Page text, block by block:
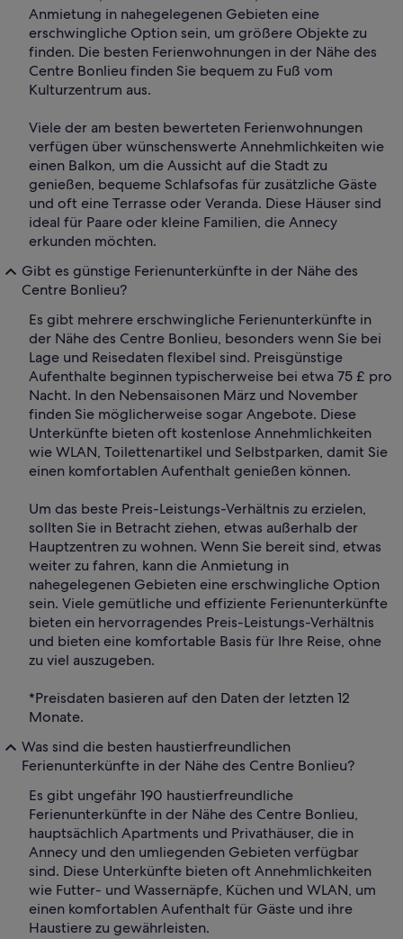
Anmietung in nahegelegenen Gebieten eine
erschwingliche Option sein, um größere Objekte zu
finden. Die besten Ferienwohnungen in der Nähe des
Centre Bonlieu finden Sie bequem zu Fuß vom
Kulturzentrum aus.
Viele der am besten bewerteten Ferienwohnungen
verfügen über wünschenswerte Annehmlichkeiten wie
einen Balkon, um die Aussicht auf die Stadt zu
genießen, bequeme Schlafsofas für zusätzliche Gäste
und oft eine Terrasse oder Veranda. Diese Häuser sind
ideal für Paare oder kleine Familien, die Annecy
erkunden möchten.
Gibt es günstige Ferienunterkünfte in der Nähe des
Centre Bonlieu?
Es gibt mehrere erschwingliche Ferienunterkünfte in
der Nähe des Centre Bonlieu, besonders wenn Sie bei
Lage und Reisedaten flexibel sind. Preisgünstige
Aufenthalte beginnen typischerweise bei etwa 75 £ pro
Nacht. In den Nebensaisonen März und November
finden Sie möglicherweise sogar Angebote. Diese
Unterkünfte bieten oft kostenlose Annehmlichkeiten
wie WLAN, Toilettenartikel und Selbstparken, damit Sie
einen komfortablen Aufenthalt genießen können.
Um das beste Preis-Leistungs-Verhältnis zu erzielen,
sollten Sie in Betracht ziehen, etwas außerhalb der
Hauptzentren zu wohnen. Wenn Sie bereit sind, etwas
weiter zu fahren, kann die Anmietung in
nahegelegenen Gebieten eine erschwingliche Option
sein. Viele gemütliche und effiziente Ferienunterkünfte
bieten ein hervorragendes Preis-Leistungs-Verhältnis
und bieten eine komfortable Basis für Ihre Reise, ohne
zu viel auszugeben.
*Preisdaten basieren auf den Daten der letzten 12
Monate.
Was sind die besten haustierfreundlichen
Ferienunterkünfte in der Nähe des Centre Bonlieu?
Es gibt ungefähr 190 haustierfreundliche
Ferienunterkünfte in der Nähe des Centre Bonlieu,
hauptsächlich Apartments und Privathäuser, die in
Annecy und den umliegenden Gebieten verfügbar
sind. Diese Unterkünfte bieten oft Annehmlichkeiten
wie Futter- und Wassernäpfe, Küchen und WLAN, um
einen komfortablen Aufenthalt für Gäste und ihre
Haustiere zu gewährleisten.